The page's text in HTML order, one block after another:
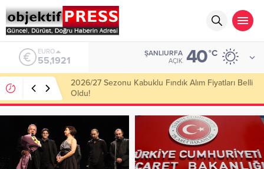
ALTIN
6.659,09
ŞANLIURFA
AÇIK 40°C
Haliliye Belediyesi Her Gün 4 Bin 898 Kişiye Sıcak
Yemek Ulaştırıyor!